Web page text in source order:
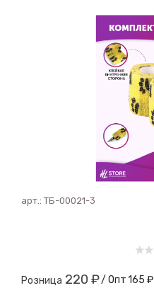
арт.: ТБ-00021-3
Розница 220 ₽/ Опт165 ₽